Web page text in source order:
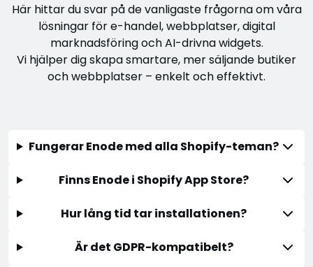
Här hittar du svar på de vanligaste frågorna om våra
lösningar för e-handel, webbplatser, digital
marknadsföring och AI-drivna widgets.
Vi hjälper dig skapa smartare, mer säljande butiker
och webbplatser – enkelt och effektivt.
Fungerar Enode med alla Shopify-teman?
Finns Enode i Shopify App Store?
Hur lång tid tar installationen?
Är det GDPR-kompatibelt?